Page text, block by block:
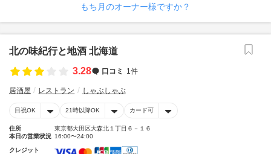
もち月のオーナー様ですか？
北の味紀行と地酒 北海道
3.28
口コミ 1件
居酒屋 レストラン しゃぶしゃぶ
日祝OK 21時以降OK カード可
住所
東京都大田区大森北１丁目６－１６
本日の営業状況 16:00〜24:00
クレジット